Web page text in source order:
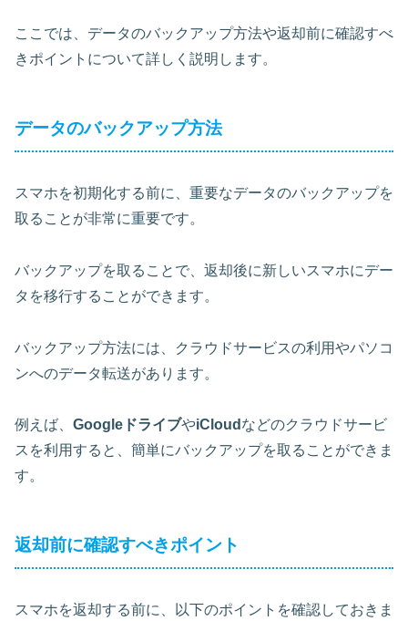
ここでは、データのバックアップ方法や返却前に確認すべ
きポイントについて詳しく説明します。
データのバックアップ方法
スマホを初期化する前に、重要なデータのバックアップを
取ることが非常に重要です。
バックアップを取ることで、返却後に新しいスマホにデー
タを移行することができます。
バックアップ方法には、 クラウドサービスの利用やパソコ
ンへのデータ転送があります。
例えば、 GoogleドライブやiCloud などのクラウドサービ
スを利用すると、簡単にバックアップを取ることができま
す。
返却前に確認すべきポイント
スマホを返却する前に、以下のポイントを確認しておきま